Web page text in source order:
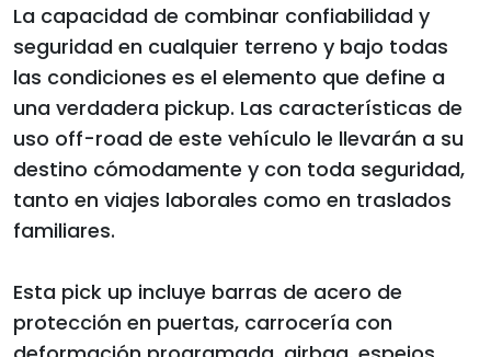
La capacidad de combinar confiabilidad y
seguridad en cualquier terreno y bajo todas
las condiciones es el elemento que define a
una verdadera pickup. Las características de
uso off-road de este vehículo le llevarán a su
destino cómodamente y con toda seguridad,
tanto en viajes laborales como en traslados
familiares.
Esta pick up incluye barras de acero de
protección en puertas, carrocería con